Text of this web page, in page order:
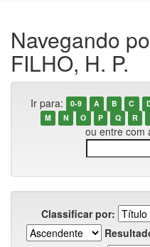
Navegando
FILHO, H. P.
Ir para: 0-9 A B C
M
N O P Q R
ou entre com
Classificar por: